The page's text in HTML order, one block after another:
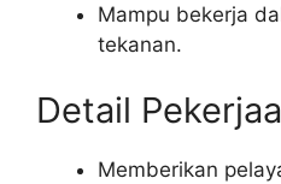
Mampu bekerja
tekanan.
Detail
Memberikan